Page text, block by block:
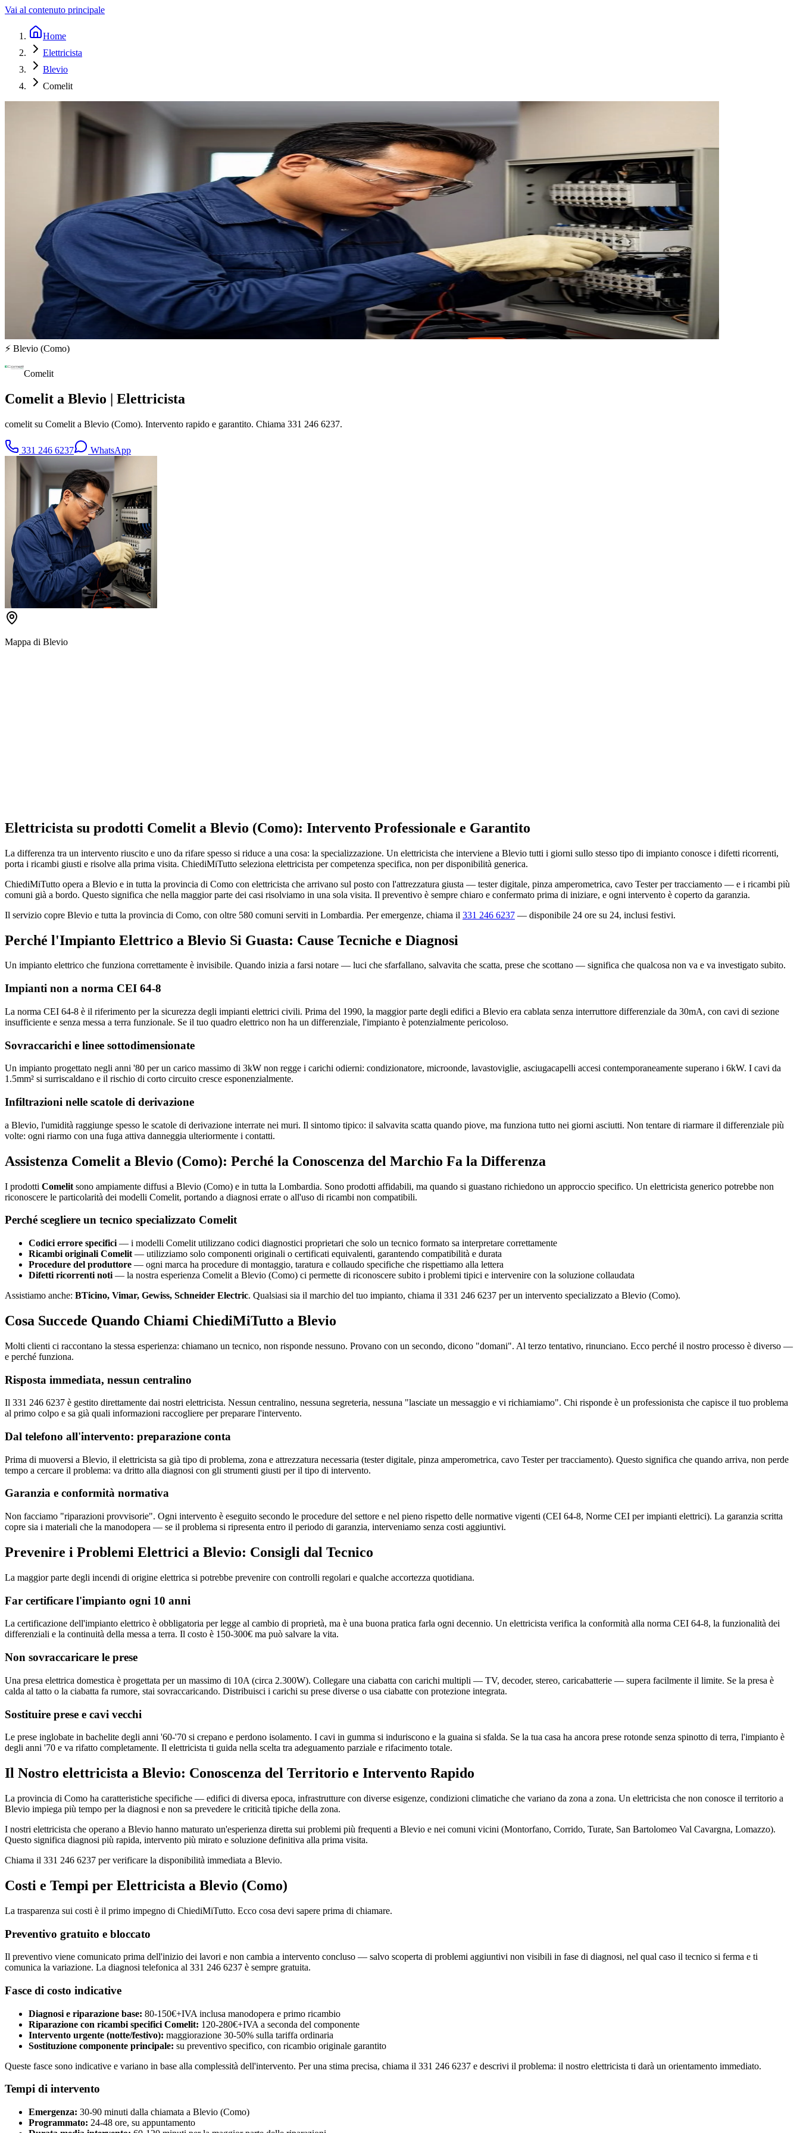
Vai al contenuto principale
Home
Elettricista
Blevio
Comelit
⚡ Blevio (Como)
Comelit
Comelit a Blevio | Elettricista
comelit su Comelit a Blevio (Como). Intervento rapido e garantito. Chiama 331 246 6237.
331 246 6237 WhatsApp
Mappa di Blevio
Elettricista su prodotti Comelit a Blevio (Como): Intervento Professionale e Garantito
La differenza tra un intervento riuscito e uno da rifare spesso si riduce a una cosa: la specializzazione. Un elettricista che interviene a Blevio tutti i giorni sullo stesso tipo di impianto conosce i difetti ricorrenti,
porta i ricambi giusti e risolve alla prima visita. ChiediMiTutto seleziona elettricista per competenza specifica, non per disponibilità generica.
ChiediMiTutto opera a Blevio e in tutta la provincia di Como con elettricista che arrivano sul posto con l'attrezzatura giusta — tester digitale, pinza amperometrica, cavo Tester per tracciamento — e i ricambi più
comuni già a bordo. Questo significa che nella maggior parte dei casi risolviamo in una sola visita. Il preventivo è sempre chiaro e confermato prima di iniziare, e ogni intervento è coperto da garanzia.
Il servizio copre Blevio e tutta la provincia di Como, con oltre 580 comuni serviti in Lombardia. Per emergenze, chiama il 331 246 6237 — disponibile 24 ore su 24, inclusi festivi.
Perché l'Impianto Elettrico a Blevio Si Guasta: Cause Tecniche e Diagnosi
Un impianto elettrico che funziona correttamente è invisibile. Quando inizia a farsi notare — luci che sfarfallano, salvavita che scatta, prese che scottano — significa che qualcosa non va e va investigato subito.
Impianti non a norma CEI 64-8
La norma CEI 64-8 è il riferimento per la sicurezza degli impianti elettrici civili. Prima del 1990, la maggior parte degli edifici a Blevio era cablata senza interruttore differenziale da 30mA, con cavi di sezione
insufficiente e senza messa a terra funzionale. Se il tuo quadro elettrico non ha un differenziale, l'impianto è potenzialmente pericoloso.
Sovraccarichi e linee sottodimensionate
Un impianto progettato negli anni '80 per un carico massimo di 3kW non regge i carichi odierni: condizionatore, microonde, lavastoviglie, asciugacapelli accesi contemporaneamente superano i 6kW. I cavi da
1.5mm² si surriscaldano e il rischio di corto circuito cresce esponenzialmente.
Infiltrazioni nelle scatole di derivazione
a Blevio, l'umidità raggiunge spesso le scatole di derivazione interrate nei muri. Il sintomo tipico: il salvavita scatta quando piove, ma funziona tutto nei giorni asciutti. Non tentare di riarmare il differenziale più
volte: ogni riarmo con una fuga attiva danneggia ulteriormente i contatti.
Assistenza Comelit a Blevio (Como): Perché la Conoscenza del Marchio Fa la Differenza
I prodotti Comelit sono ampiamente diffusi a Blevio (Como) e in tutta la Lombardia. Sono prodotti affidabili, ma quando si guastano richiedono un approccio specifico. Un elettricista generico potrebbe non
riconoscere le particolarità dei modelli Comelit, portando a diagnosi errate o all'uso di ricambi non compatibili.
Perché scegliere un tecnico specializzato Comelit
Codici errore specifici — i modelli Comelit utilizzano codici diagnostici proprietari che solo un tecnico formato sa interpretare correttamente
Ricambi originali Comelit — utilizziamo solo componenti originali o certificati equivalenti, garantendo compatibilità e durata
Procedure del produttore — ogni marca ha procedure di montaggio, taratura e collaudo specifiche che rispettiamo alla lettera
Difetti ricorrenti noti — la nostra esperienza Comelit a Blevio (Como) ci permette di riconoscere subito i problemi tipici e intervenire con la soluzione collaudata
Assistiamo anche: BTicino, Vimar, Gewiss, Schneider Electric. Qualsiasi sia il marchio del tuo impianto, chiama il 331 246 6237 per un intervento specializzato a Blevio (Como).
Cosa Succede Quando Chiami ChiediMiTutto a Blevio
Molti clienti ci raccontano la stessa esperienza: chiamano un tecnico, non risponde nessuno. Provano con un secondo, dicono "domani". Al terzo tentativo, rinunciano. Ecco perché il nostro processo è diverso —
e perché funziona.
Risposta immediata, nessun centralino
Il 331 246 6237 è gestito direttamente dai nostri elettricista. Nessun centralino, nessuna segreteria, nessuna "lasciate un messaggio e vi richiamiamo". Chi risponde è un professionista che capisce il tuo problema
al primo colpo e sa già quali informazioni raccogliere per preparare l'intervento.
Dal telefono all'intervento: preparazione conta
Prima di muoversi a Blevio, il elettricista sa già tipo di problema, zona e attrezzatura necessaria (tester digitale, pinza amperometrica, cavo Tester per tracciamento). Questo significa che quando arriva, non perde
tempo a cercare il problema: va dritto alla diagnosi con gli strumenti giusti per il tipo di intervento.
Garanzia e conformità normativa
Non facciamo "riparazioni provvisorie". Ogni intervento è eseguito secondo le procedure del settore e nel pieno rispetto delle normative vigenti (CEI 64-8, Norme CEI per impianti elettrici). La garanzia scritta
copre sia i materiali che la manodopera — se il problema si ripresenta entro il periodo di garanzia, interveniamo senza costi aggiuntivi.
Prevenire i Problemi Elettrici a Blevio: Consigli dal Tecnico
La maggior parte degli incendi di origine elettrica si potrebbe prevenire con controlli regolari e qualche accortezza quotidiana.
Far certificare l'impianto ogni 10 anni
La certificazione dell'impianto elettrico è obbligatoria per legge al cambio di proprietà, ma è una buona pratica farla ogni decennio. Un elettricista verifica la conformità alla norma CEI 64-8, la funzionalità dei
differenziali e la continuità della messa a terra. Il costo è 150-300€ ma può salvare la vita.
Non sovraccaricare le prese
Una presa elettrica domestica è progettata per un massimo di 10A (circa 2.300W). Collegare una ciabatta con carichi multipli — TV, decoder, stereo, caricabatterie — supera facilmente il limite. Se la presa è
calda al tatto o la ciabatta fa rumore, stai sovraccaricando. Distribuisci i carichi su prese diverse o usa ciabatte con protezione integrata.
Sostituire prese e cavi vecchi
Le prese inglobate in bachelite degli anni '60-'70 si crepano e perdono isolamento. I cavi in gumma si induriscono e la guaina si sfalda. Se la tua casa ha ancora prese rotonde senza spinotto di terra, l'impianto è
degli anni '70 e va rifatto completamente. Il elettricista ti guida nella scelta tra adeguamento parziale e rifacimento totale.
Il Nostro elettricista a Blevio: Conoscenza del Territorio e Intervento Rapido
La provincia di Como ha caratteristiche specifiche — edifici di diversa epoca, infrastrutture con diverse esigenze, condizioni climatiche che variano da zona a zona. Un elettricista che non conosce il territorio a
Blevio impiega più tempo per la diagnosi e non sa prevedere le criticità tipiche della zona.
I nostri elettricista che operano a Blevio hanno maturato un'esperienza diretta sui problemi più frequenti a Blevio e nei comuni vicini (Montorfano, Corrido, Turate, San Bartolomeo Val Cavargna, Lomazzo).
Questo significa diagnosi più rapida, intervento più mirato e soluzione definitiva alla prima visita.
Chiama il 331 246 6237 per verificare la disponibilità immediata a Blevio.
Costi e Tempi per Elettricista a Blevio (Como)
La trasparenza sui costi è il primo impegno di ChiediMiTutto. Ecco cosa devi sapere prima di chiamare.
Preventivo gratuito e bloccato
Il preventivo viene comunicato prima dell'inizio dei lavori e non cambia a intervento concluso — salvo scoperta di problemi aggiuntivi non visibili in fase di diagnosi, nel qual caso il tecnico si ferma e ti
comunica la variazione. La diagnosi telefonica al 331 246 6237 è sempre gratuita.
Fasce di costo indicative
Diagnosi e riparazione base: 80-150€+IVA inclusa manodopera e primo ricambio
Riparazione con ricambi specifici Comelit: 120-280€+IVA a seconda del componente
Intervento urgente (notte/festivo): maggiorazione 30-50% sulla tariffa ordinaria
Sostituzione componente principale: su preventivo specifico, con ricambio originale garantito
Queste fasce sono indicative e variano in base alla complessità dell'intervento. Per una stima precisa, chiama il 331 246 6237 e descrivi il problema: il nostro elettricista ti darà un orientamento immediato.
Tempi di intervento
Emergenza: 30-90 minuti dalla chiamata a Blevio (Como)
Programmato: 24-48 ore, su appuntamento